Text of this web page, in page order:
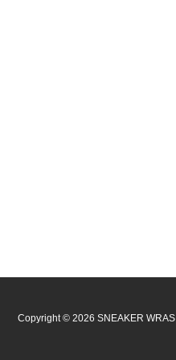
Copyright © 2026 SNEAKER WRAS